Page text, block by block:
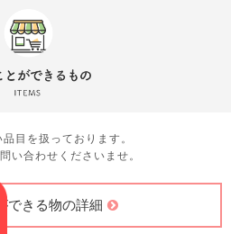
目を扱っております。
い合わせくださいませ。
できる物の詳細